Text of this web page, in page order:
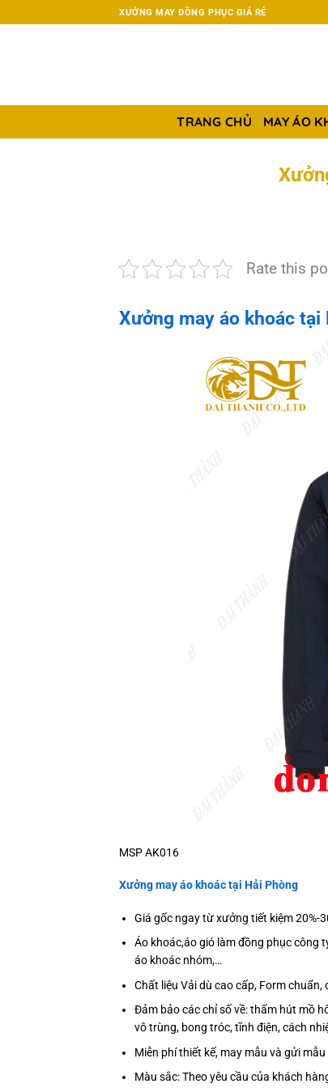
đến
XƯỞNG MAY ĐỒNG PHỤC GIÁ RẺ
TRANG CHỦ MAY ÁO
Rate this
Xưởng may áo khoác tại
MSP AK016
Xưởng may áo khoác tại Hải Phòng
Giá gốc ngay từ xưởng tiết kiệm 20%-
Áo khoác,áo gió làm đồng phục công
áo khoác nhóm,…
Chất liệu Vải dù cao cấp, Form
Đảm bảo các chỉ số về: thấm hút mồ
vô trùng, bong tróc, tĩnh điện, cách
Miễn phí thiết kế, may mẫu và gửi
Màu sắc: Theo yêu cầu của khách